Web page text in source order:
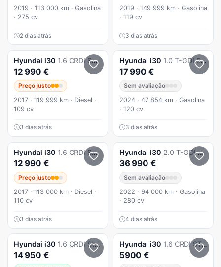
2019 · 113 000 km · Gasolina
· 275 cv
2 dias atrás
2019 · 149 999 km · Gasolina
· 119 cv
3 dias atrás
Hyundai i30 1.6 CRDI SW Style
12 990 €
Preço justo
2017 · 119 999 km · Diesel ·
109 cv
3 dias atrás
Hyundai i30 1.0 T-GDI Style Plus
17 990 €
Sem avaliação
2024 · 47 854 km · Gasolina
· 120 cv
3 dias atrás
Hyundai i30 1.6 CRDI SW Style
12 990 €
Preço justo
2017 · 113 000 km · Diesel ·
110 cv
3 dias atrás
Hyundai i30 2.0 T-GDi Pack Performance 8DCT
36 990 €
Sem avaliação
2022 · 94 000 km · Gasolina
· 280 cv
4 dias atrás
Hyundai i30 1.6 CRDI Style
14 950 €
Hyundai i30 1.6 CRDI STyle
5900 €